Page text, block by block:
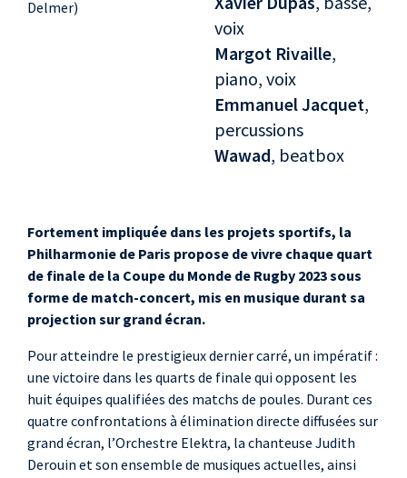
Delmer)
voix
Margot Rivaille,
piano, voix
Emmanuel Jacquet,
percussions
Wawad, beatbox
Fortement impliquée dans les projets sportifs, la
Philharmonie de Paris propose de vivre chaque quart
de finale de la Coupe du Monde de Rugby 2023 sous
forme de match-concert, mis en musique durant sa
projection sur grand écran.
Pour atteindre le prestigieux dernier carré, un impératif :
une victoire dans les quarts de finale qui opposent les
huit équipes qualifiées des matchs de poules. Durant ces
quatre confrontations à élimination directe diffusées sur
grand écran, l’Orchestre Elektra, la chanteuse Judith
Derouin et son ensemble de musiques actuelles, ainsi